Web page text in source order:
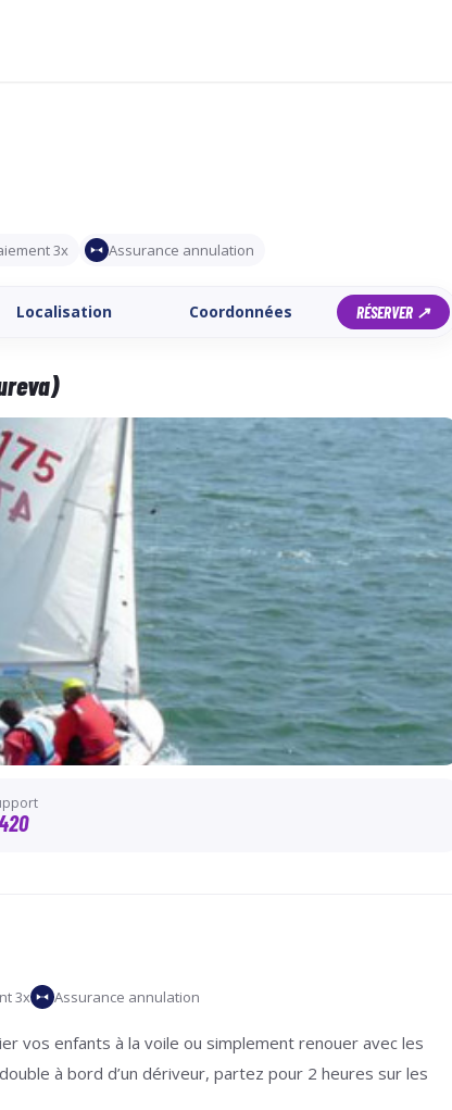
3x Assurance annulation
Localisation Coordonnées RÉSERVER ↗
3x Assurance annulation
vos enfants à la voile ou simplement renouer avec les
à bord d’un dériveur, partez pour 2 heures sur les